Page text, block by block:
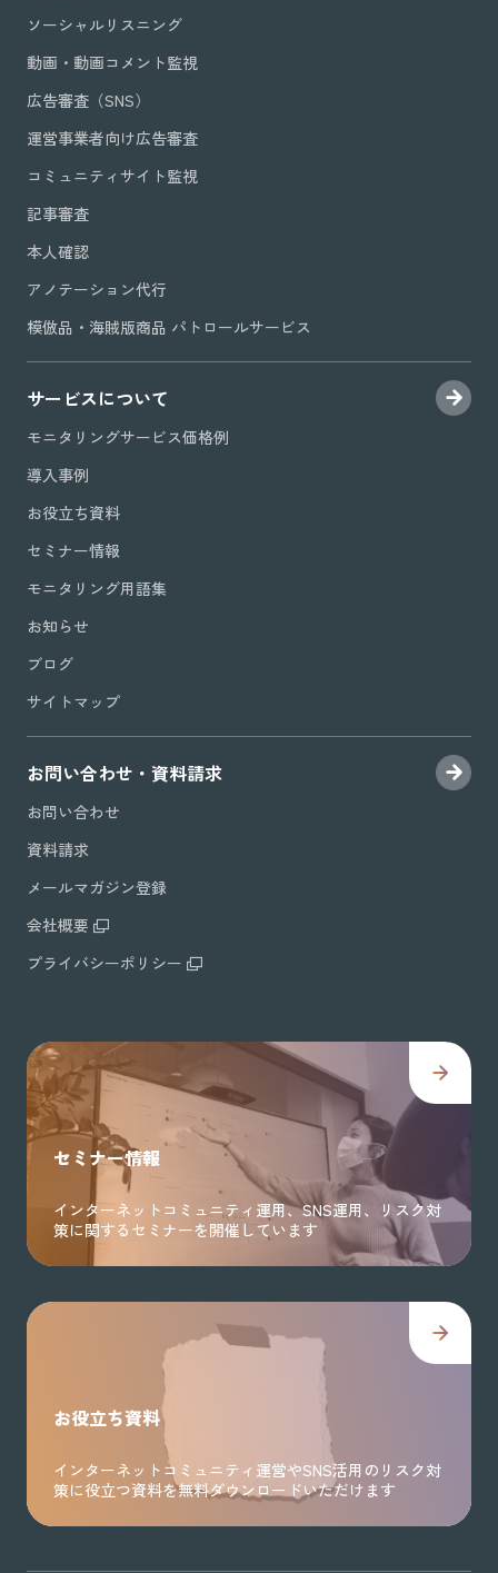
ソーシャルリスニング
動画・動画コメント監視
広告審査（SNS）
運営事業者向け広告審査
コミュニティサイト監視
記事審査
本人確認
アノテーション代行
模倣品・海賊版商品 パトロールサービス
サービスについて
モニタリングサービス価格例
導入事例
お役立ち資料
セミナー情報
モニタリング用語集
お知らせ
ブログ
サイトマップ
お問い合わせ・資料請求
お問い合わせ
資料請求
メールマガジン登録
会社概要
プライバシーポリシー
セミナー情報
インターネットコミュニティ運用、SNS運用、リスク対
策に関するセミナーを開催しています
お役立ち資料
インターネットコミュニティ運営やSNS活用のリスク対
策に役立つ資料を無料ダウンロードいただけます